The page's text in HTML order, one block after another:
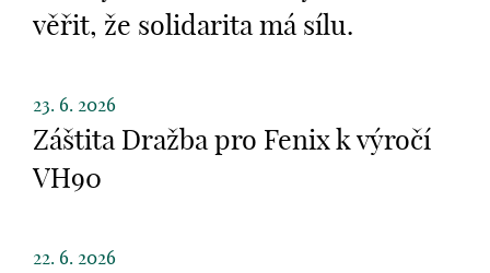
věřit, že solidarita má sílu.
23. 6. 2026
Záštita Dražba pro Fenix k výročí
VH90
22. 6. 2026